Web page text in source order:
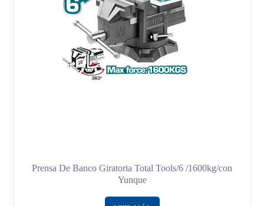
Prensa De Banco Giratoria Total Tools/6 /1600kg/con
Yunque